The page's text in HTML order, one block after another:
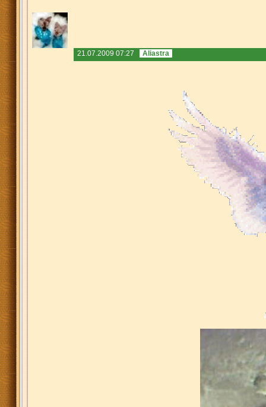
21.07.2009 07:27 Aliastra